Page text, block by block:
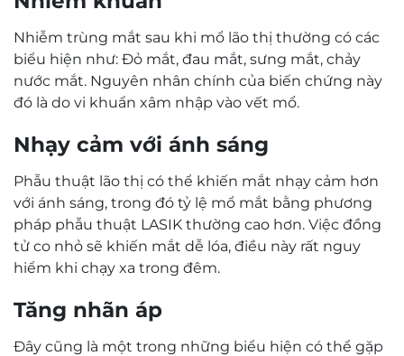
Nhiễm trùng mắt sau khi mổ lão thị thường có các
biểu hiện như: Đỏ mắt, đau mắt, sưng mắt, chảy
nước mắt. Nguyên nhân chính của biến chứng này
đó là do vi khuẩn xâm nhập vào vết mổ.
Nhạy cảm với ánh sáng
Phẫu thuật lão thị có thể khiến mắt nhạy cảm hơn
với ánh sáng, trong đó tỷ lệ mổ mắt bằng phương
pháp phẫu thuật LASIK thường cao hơn. Việc đồng
tử co nhỏ sẽ khiến mắt dễ lóa, điều này rất nguy
hiểm khi chạy xa trong đêm.
Tăng nhãn áp
Đây cũng là một trong những biểu hiện có thể gặp